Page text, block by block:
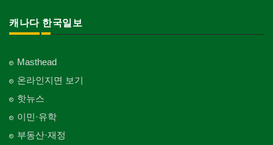
캐나다 한국일보
Masthead
온라인지면 보기
핫뉴스
이민·유학
부동산·재정